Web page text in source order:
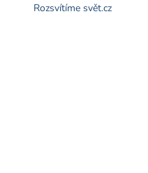
Rozsvítíme svět.cz